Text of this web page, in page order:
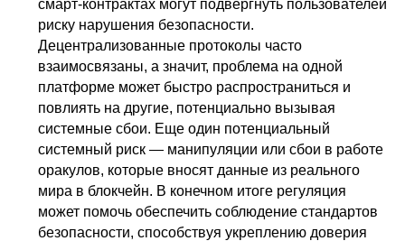
смарт-контрактах могут подвергнуть пользователей
риску нарушения безопасности.
Децентрализованные протоколы часто
взаимосвязаны, а значит, проблема на одной
платформе может быстро распространиться и
повлиять на другие, потенциально вызывая
системные сбои. Еще один потенциальный
системный риск — манипуляции или сбои в работе
оракулов, которые вносят данные из реального
мира в блокчейн. В конечном итоге регуляция
может помочь обеспечить соблюдение стандартов
безопасности, способствуя укреплению доверия
Я подготовил для
тебя2 крутые
статьи🔥